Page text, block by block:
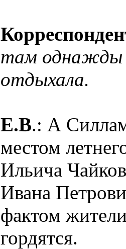
там однажды
отдыхала.
Е.В.: А
местом
Ильича
Ивана
фактом
гордятся.